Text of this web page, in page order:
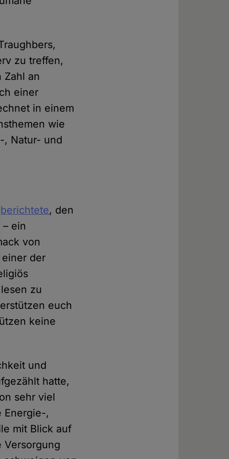
zu treffen,
an
einer
in einem
wie
, Natur- und
berichtete, den
ein
von
der
zu
euch
keine
und
hatte,
sehr viel
Energie-,
mit Blick auf
Versorgung